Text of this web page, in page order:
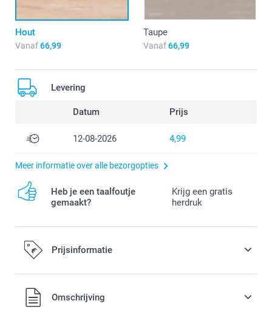
Hout
Vanaf66,99
Taupe
Vanaf66,99
Levering
Datum Prijs
12-08-2026 4,99
Meer informatie over alle bezorgopties
Heb je een taalfoutje
gemaakt?
Krijg een gratis
herdruk
Prijsinformatie
Alle prijzen zijn in EURO (€) inclusief BTW en exclusief
verzendkosten.Omschrijving